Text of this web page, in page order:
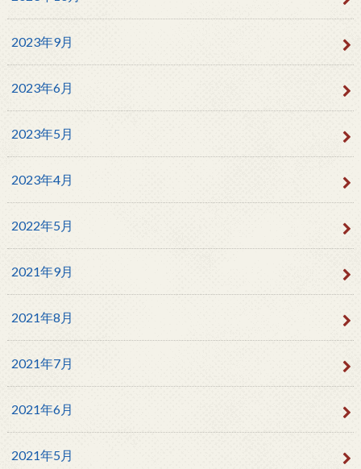
2023年9月
2023年6月
2023年5月
2023年4月
2022年5月
2021年9月
2021年8月
2021年7月
2021年6月
2021年5月